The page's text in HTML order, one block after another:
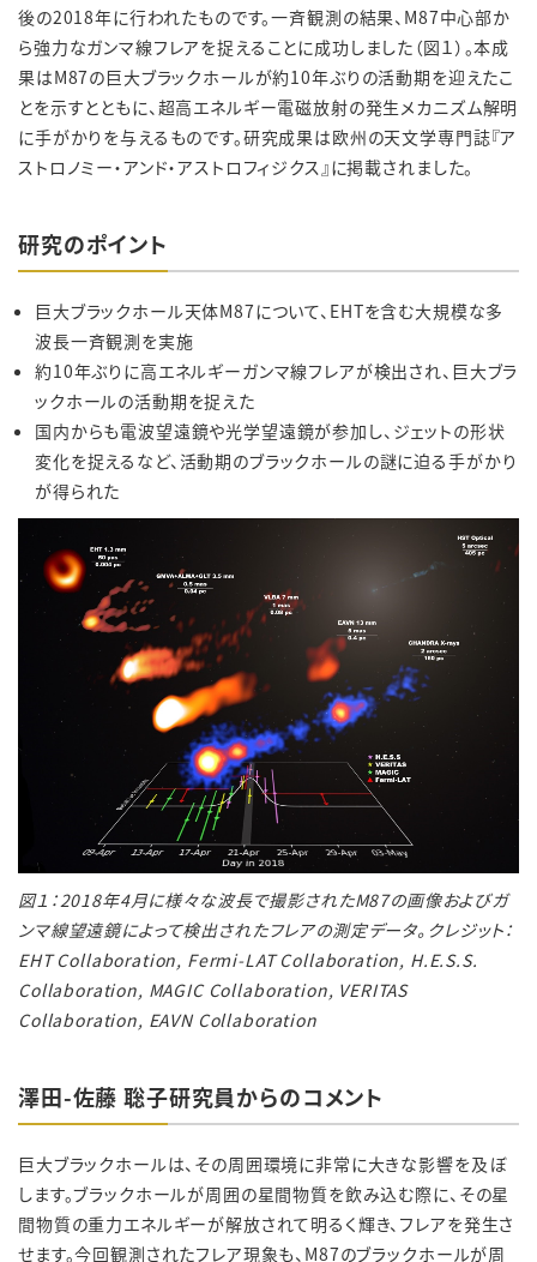
後の2018年に行われたものです。一斉観測の結果、 M87中心部か
ら強力なガンマ線フレアを捉えることに成功しました（図１）。本成
果はM87の巨大ブラックホールが約10年ぶりの活動期を迎えたこ
とを示すとともに、超高エネルギー電磁放射の発生メカニズム解明
に手がかりを与えるものです。研究成果は欧州の天文学専門誌『ア
ストロノミー・アンド・アストロフィジクス』に掲載されました。
研究のポイント
巨大ブラックホール天体M87について、 EHTを含む大規模な多
波長一斉観測を実施
約10年ぶりに高エネルギーガンマ線フレアが検出され、巨大ブラ
ックホールの活動期を捉えた
国内からも電波望遠鏡や光学望遠鏡が参加し、ジェットの形状
変化を捉えるなど、活動期のブラックホールの謎に迫る手がかり
が得られた
図１：2018年4月に様々な波長で撮影されたM87の画像およびガ
ンマ線望遠鏡によって検出されたフレアの測定データ。クレジット：
EHT Collaboration, Fermi-LAT Collaboration, H.E.S.S.
Collaboration, MAGIC Collaboration, VERITAS
Collaboration, EAVN Collaboration
澤田-佐藤 聡子研究員からのコメント
巨大ブラックホールは、その周囲環境に非常に大きな影響を及ぼ
します。ブラックホールが周囲の星間物質を飲み込む際に、その星
間物質の重力エネルギーが解放されて明るく輝き、フレアを発生さ
せます。今回観測されたフレア現象も、 M87のブラックホールが周